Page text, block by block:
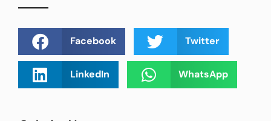
Facebook Twitter
LinkedIn WhatsApp